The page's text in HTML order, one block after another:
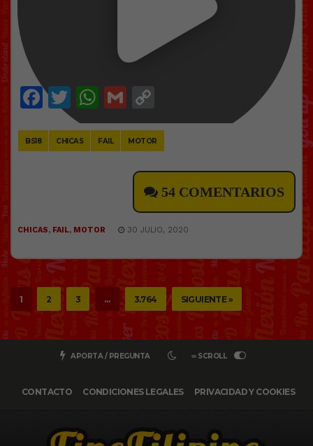
Facebook
Twitter
WhatsApp
Gmail
Link
BS18 CHICAS FAIL MOTOR
54 COMENTARIOS
CHICAS, FAIL, MOTOR 30 JULIO, 2020
1 2 3 … 3.764 SIGUIENTE »
APORTA / PREGUNTA ∞ SCROLL
CONTACTO CONDICIONES LEGALES PRIVACIDAD Y COOKIES